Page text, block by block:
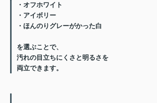
・オフホワイト
・アイボリー
・ほんのりグレーがかった白
を選ぶことで、
汚れの目立ちにくさと 明るさを
両立できます。